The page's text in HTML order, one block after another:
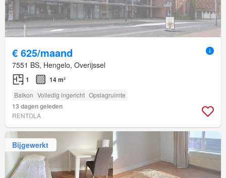
€ 625/maand
7551 BS, Hengelo, Overijssel
1 14 m²
Balkon Volledig ingericht Opslagruimte
13 dagen geleden
RENTOLA
Bijgewerkt